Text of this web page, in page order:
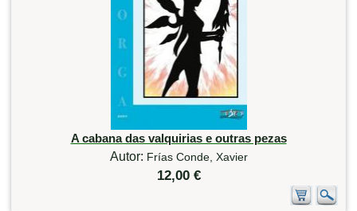
A cabana das valquirias e outras pezas
Autor: Frías Conde, Xavier
12,00 €